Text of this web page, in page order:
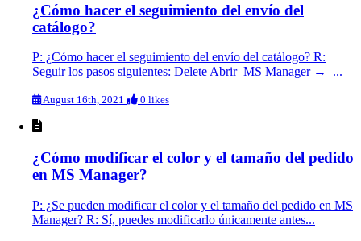
¿Cómo hacer el seguimiento del envío del
catálogo?
P: ¿Cómo hacer el seguimiento del envío del catálogo? R:
Seguir los pasos siguientes: Delete Abrir MS Manager → ...
August 16th, 2021 0 likes
¿Cómo modificar el color y el tamaño del pedido
en MS Manager?
P: ¿Se pueden modificar el color y el tamaño del pedido en MS
Manager? R: Sí, puedes modificarlo únicamente antes...